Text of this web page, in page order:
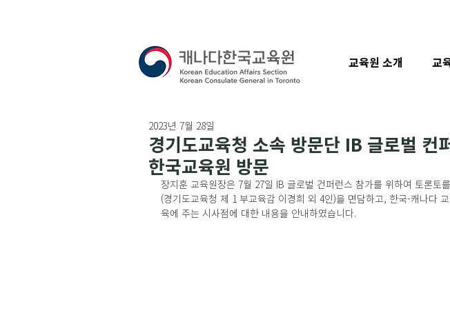
경기도교육청 소속 방문단 IB 글로벌 컨
한국교육원 방문
2023년 7월 28일
장지훈 교육원장은 7월 27일 IB 글로벌 컨퍼런스 참가를 위하여 토론토
(경기도교육청 제 1 부교육감 이경희 외 4인)을 면담하고, 한국-캐나다
육에 주는 시사점에 대한 내용을 안내하였습니다.
교육원 소개 교